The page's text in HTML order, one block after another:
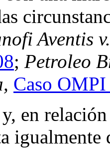
Aventis
; Petroleo
Caso
en
igualmente